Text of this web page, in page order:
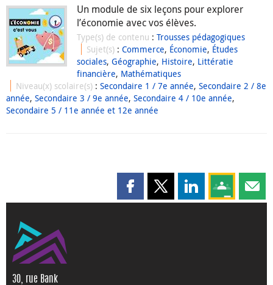
Un module de six leçons pour explorer
l’économie avec vos élèves.
Type(s) de contenu : Trousses pédagogiques
Sujet(s) :Commerce, Économie, Études
sociales, Géographie, Histoire, Littératie
financière, Mathématiques
Niveau(x) scolaire(s) :Secondaire 1 / 7e année,Secondaire 2 / 8e
année, Secondaire 3 / 9e année, Secondaire 4 / 10e année,
Secondaire 5 / 11e année et 12e année
Partager cette page sur
Partager cette page sur X
Partager cette
Partagez
30, rue Bank